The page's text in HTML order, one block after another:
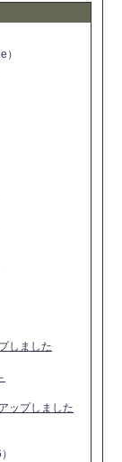
しました
ップしました